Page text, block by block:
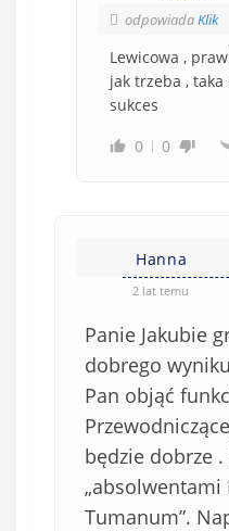
odpowiadaKlik
Lewicowa ,
jak trzeba ,
sukces
0
0
Hanna
2 lat temu
Panie Jakubie
dobrego
Pan objąć
będzie dobrze
„absolwentami
Tumanum”.